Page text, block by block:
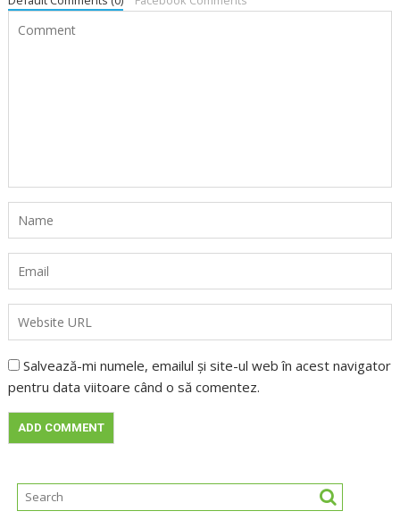
Salvează-mi numele, emailul și site-ul web în acest navigator
pentru data viitoare când o să comentez.